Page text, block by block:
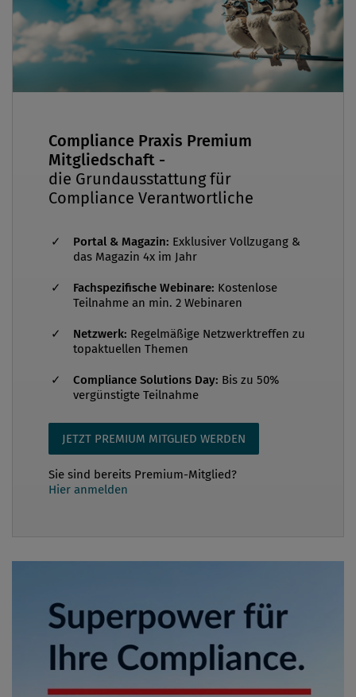
Compliance Praxis Premium
Mitgliedschaft -
die Grundausstattung für
Compliance Verantwortliche
Portal & Magazin: Exklusiver Vollzugang &
das Magazin 4x im Jahr
Fachspezifische Webinare: Kostenlose
Teilnahme an min. 2 Webinaren
Netzwerk: Regelmäßige Netzwerktreffen zu
topaktuellen Themen
Compliance Solutions Day: Bis zu 50%
vergünstigte Teilnahme
JETZT PREMIUM MITGLIED WERDEN
Sie sind bereits Premium-Mitglied?
Hier anmelden